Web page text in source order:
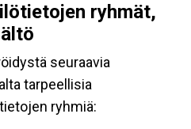
ryhmät,
seuraavia
tarpeellisia
ryhmiä: